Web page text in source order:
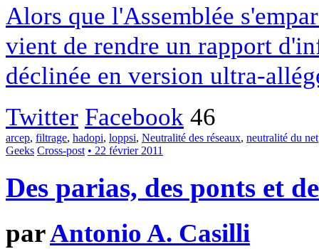
Alors que l'Assemblée
vient de rendre un rapport
déclinée en version ultra-
Twitter Facebook 46
arcep, filtrage, hadopi, loppsi, Neutralité des réseaux, neutralité du net
Geeks Cross-post • 22 février 2011
Des parias, des ponts et
parAntonio A. Casilli